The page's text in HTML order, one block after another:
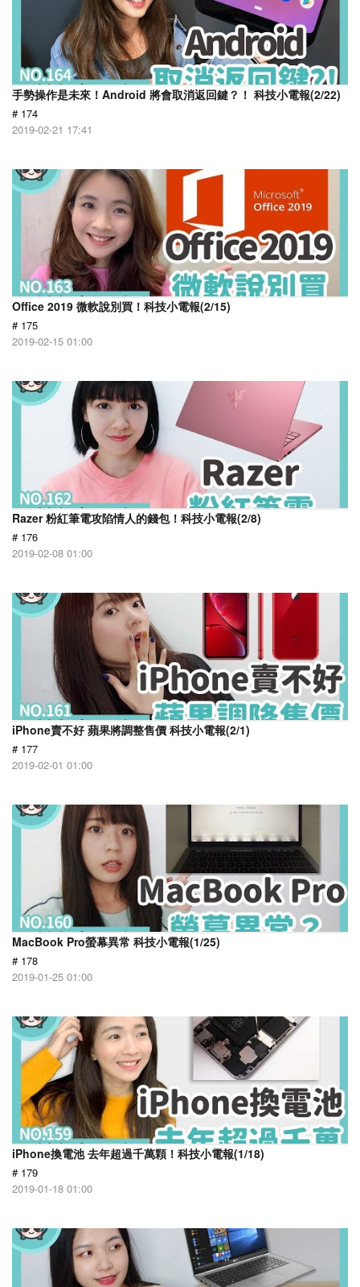
手勢操作是未來！Android 將會取消返回鍵？！ 科技小電報(2/22)
# 174
2019-02-21 17:41
Office 2019 微軟說別買！科技小電報(2/15)
# 175
2019-02-15 01:00
Razer 粉紅筆電攻陷情人的錢包！科技小電報(2/8)
# 176
2019-02-08 01:00
iPhone賣不好 蘋果將調整售價 科技小電報(2/1)
# 177
2019-02-01 01:00
MacBook Pro螢幕異常 科技小電報(1/25)
# 178
2019-01-25 01:00
iPhone換電池 去年超過千萬顆！科技小電報(1/18)
# 179
2019-01-18 01:00